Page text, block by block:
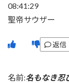
08:41:29
聖帝サウザー
返信
名前:名もなき忍